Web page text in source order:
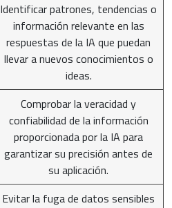
Identificar patrones, tendencias o
información relevante en las
respuestas de la IA que puedan
llevar a nuevos conocimientos o
ideas.
Comprobar la veracidad y
confiabilidad de la información
proporcionada por la IA para
garantizar su precisión antes de
su aplicación.
Evitar la fuga de datos sensibles